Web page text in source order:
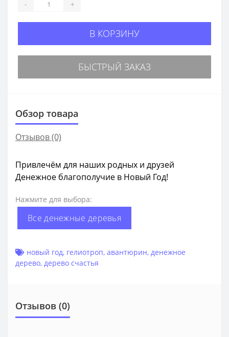
- +
В КОРЗИНУ
БЫСТРЫЙ ЗАКАЗ
Обзор товара
Отзывов (0)
Привлечём для наших родных и друзей
Денежное благополучие в Новый Год!
Нажмите для выбора:
Все денежные деревья
новый год, гелиотроп, авантюрин, денежное
дерево, дерево счастья
Отзывов (0)